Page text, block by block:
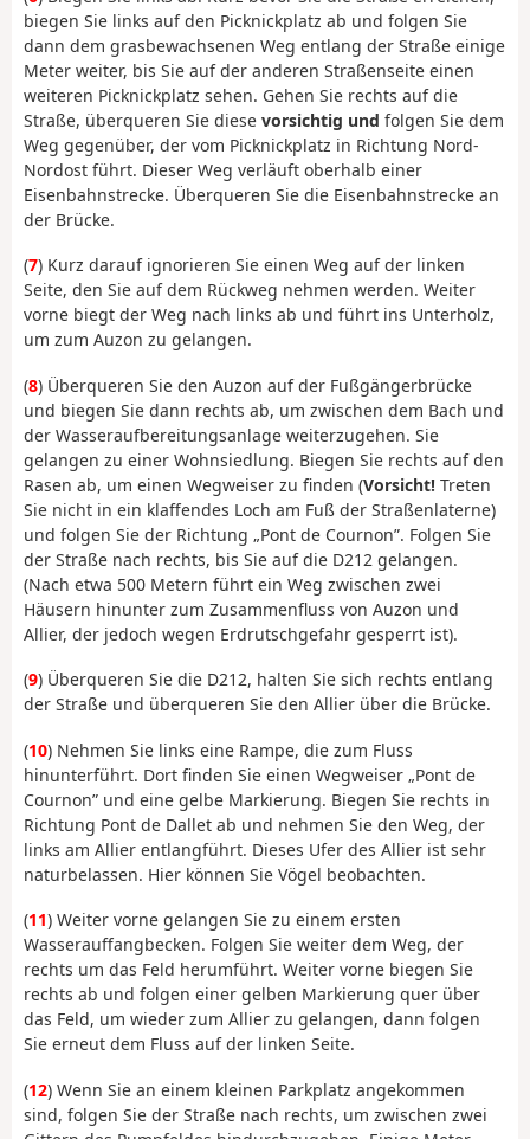
biegen Sie links auf den Picknickplatz ab und folgen Sie
dann dem grasbewachsenen Weg entlang der Straße einige
Meter weiter, bis Sie auf der anderen Straßenseite einen
weiteren Picknickplatz sehen. Gehen Sie rechts auf die
Straße, überqueren Sie diese vorsichtig und folgen Sie dem
Weg gegenüber, der vom Picknickplatz in Richtung Nord-
Nordost führt. Dieser Weg verläuft oberhalb einer
Eisenbahnstrecke. Überqueren Sie die Eisenbahnstrecke an
der Brücke.
(7) Kurz darauf ignorieren Sie einen Weg auf der linken
Seite, den Sie auf dem Rückweg nehmen werden. Weiter
vorne biegt der Weg nach links ab und führt ins Unterholz,
um zum Auzon zu gelangen.
(8) Überqueren Sie den Auzon auf der Fußgängerbrücke
und biegen Sie dann rechts ab, um zwischen dem Bach und
der Wasseraufbereitungsanlage weiterzugehen. Sie
gelangen zu einer Wohnsiedlung. Biegen Sie rechts auf den
Rasen ab, um einen Wegweiser zu finden (Vorsicht! Treten
Sie nicht in ein klaffendes Loch am Fuß der Straßenlaterne)
und folgen Sie der Richtung „Pont de Cournon”. Folgen Sie
der Straße nach rechts, bis Sie auf die D212 gelangen.
(Nach etwa 500 Metern führt ein Weg zwischen zwei
Häusern hinunter zum Zusammenfluss von Auzon und
Allier, der jedoch wegen Erdrutschgefahr gesperrt ist).
(9) Überqueren Sie die D212, halten Sie sich rechts entlang
der Straße und überqueren Sie den Allier über die Brücke.
(10) Nehmen Sie links eine Rampe, die zum Fluss
hinunterführt. Dort finden Sie einen Wegweiser „Pont de
Cournon” und eine gelbe Markierung. Biegen Sie rechts in
Richtung Pont de Dallet ab und nehmen Sie den Weg, der
links am Allier entlangführt. Dieses Ufer des Allier ist sehr
naturbelassen. Hier können Sie Vögel beobachten.
(11) Weiter vorne gelangen Sie zu einem ersten
Wasserauffangbecken. Folgen Sie weiter dem Weg, der
rechts um das Feld herumführt. Weiter vorne biegen Sie
rechts ab und folgen einer gelben Markierung quer über
das Feld, um wieder zum Allier zu gelangen, dann folgen
Sie erneut dem Fluss auf der linken Seite.
(12) Wenn Sie an einem kleinen Parkplatz angekommen
sind, folgen Sie der Straße nach rechts, um zwischen zwei